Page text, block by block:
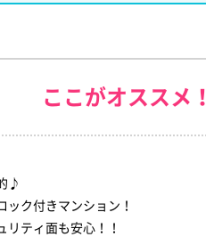
ここがオススメ！
♪
ク付きマンション！
ティ面も安心！！